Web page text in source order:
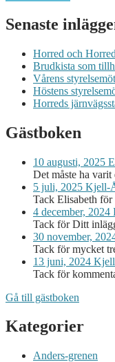
Senaste
Horred och
Brudkista som
Vårens
Höstens
Horreds
Gästboken
10 augusti, 2025
Det måste ha
5 juli, 2025 Kjell-
Tack Elisabeth
4 december, 2024
Tack för Ditt
30 november,
Tack för mycket
13 juni, 2024
Tack för
Gå till gästboken
Kategorier
Anders-grenen